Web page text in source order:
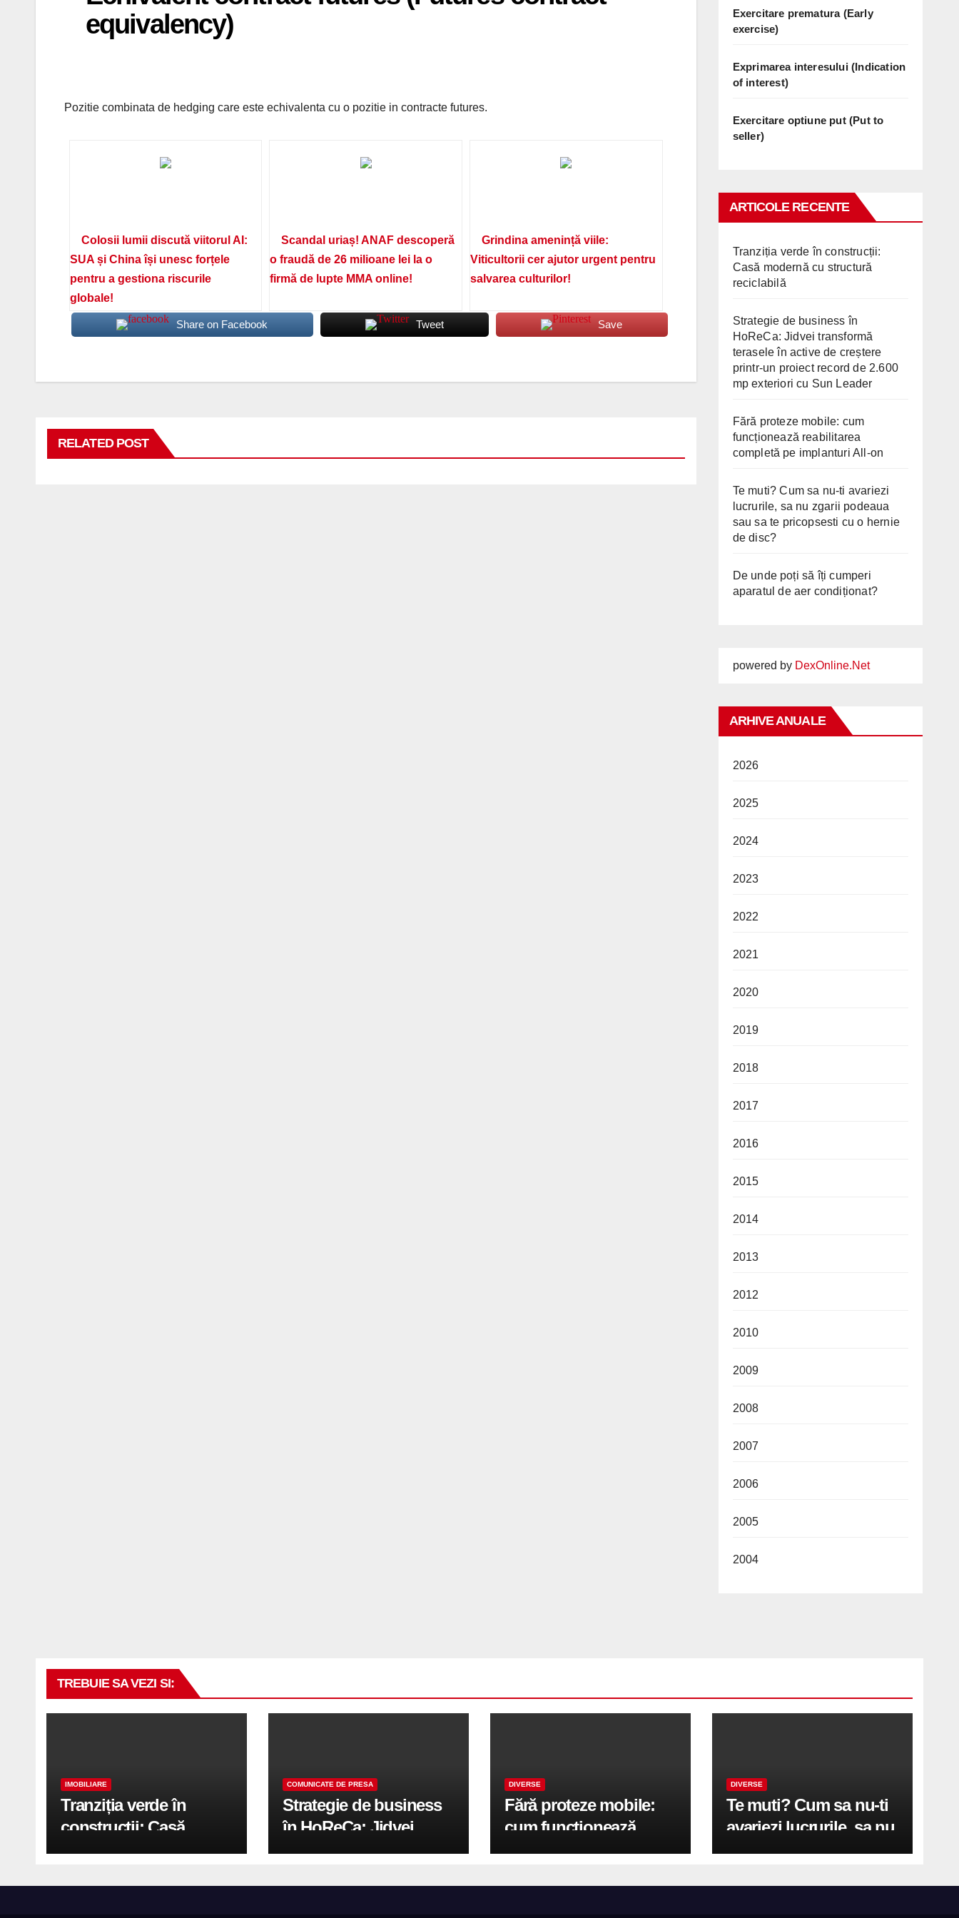
equivalency)
Pozitie combinata de hedging care este echivalenta cu o pozitie in contracte futures.
Colosii lumii discută viitorul AI:
SUA și China își unesc forțele
pentru a gestiona riscurile
globale!
Scandal uriaș! ANAF descoperă
o fraudă de 26 milioane lei la o
firmă de lupte MMA online!
Grindina amenință viile:
Viticultorii cer ajutor urgent pentru
salvarea culturilor!
Share on Facebook Tweet Save
RELATED POST
Exercitare prematura (Early
exercise)
Exprimarea interesului (Indication
of interest)
Exercitare optiune put (Put to
seller)
ARTICOLE RECENTE
Tranziția verde în construcții:
Casă modernă cu structură
reciclabilă
Strategie de business în
HoReCa: Jidvei transformă
terasele în active de creștere
printr-un proiect record de 2.600
mp exteriori cu Sun Leader
Fără proteze mobile: cum
funcționează reabilitarea
completă pe implanturi All-on
Te muti? Cum sa nu-ti avariezi
lucrurile, sa nu zgarii podeaua
sau sa te pricopsesti cu o hernie
de disc?
De unde poți să îți cumperi
aparatul de aer condiționat?
powered by DexOnline.Net
ARHIVE ANUALE
2026
2025
2024
2023
2022
2021
2020
2019
2018
2017
2016
2015
2014
2013
2012
2010
2009
2008
2007
2006
2005
2004
TREBUIE SA VEZI SI:
IMOBILIARE
Tranziția verde în
construcții: Casă
modernă cu structură
COMUNICATE DE PRESA
Strategie de business
în HoReCa: Jidvei
transformă terasele în
DIVERSE
Fără proteze mobile:
cum funcționează
reabilitarea completă
DIVERSE
Te muti? Cum sa nu-ti
avariezi lucrurile, sa nu
zgarii podeaua sau sa